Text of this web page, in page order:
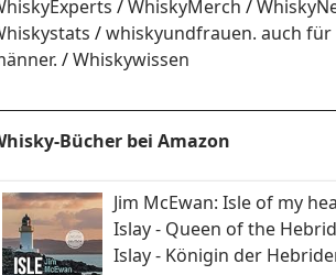
WhiskyMerch
whiskyundfrauen. auch für
Whiskywissen
Bücher bei Amazon
Jim McEwan: Isle of my
Islay - Queen of the
Islay - Königin der